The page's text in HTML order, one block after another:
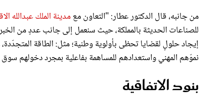
من جانبه، قال الدكتور عطار: "التعاون معمدينة الملك عبدالله
للصناعات الحديثة بالمملكة، حيث سنعمل إلى جانب عددٍ من
إيجاد حلولٍ لقضايا تحظى بأولوية وطنية؛ مثل: الطاقة
نموّهم المهني واستعدادهم للمساهمة بفاعلية بمجرد دخولهم سوق
بنود الاتفاقية